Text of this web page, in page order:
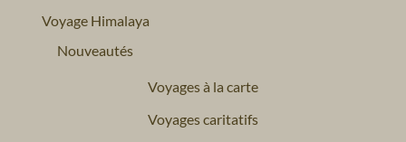
Voyage Himalaya
Nouveautés
Voyages à la carte
Voyages caritatifs